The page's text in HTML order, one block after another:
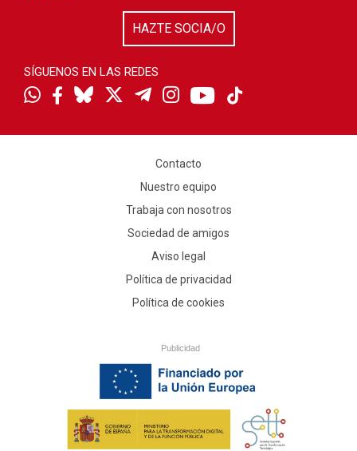
HAZTE SOCIA/O
SÍGUENOS EN LAS REDES
Contacto
Nuestro equipo
Trabaja con nosotros
Sociedad de amigos
Aviso legal
Política de privacidad
Política de cookies
Publicidad